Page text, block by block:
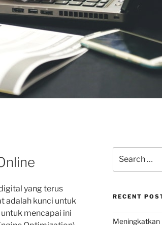
yang terus
adalah kunci untuk
mencapai ini
for:
RECENT
Meningkatkan